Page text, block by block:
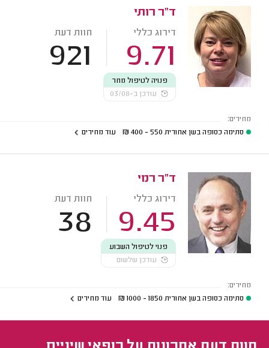
ד"ר רותי
דירוג כללי
9.71
חוות דעת
921
פנויה לטיפול מחר
עודכן ב-03/08
מחירים:
סתימה כסופה בשן אחורית 550 - 400
₪ עוד מחירים
ד"ר רמי
דירוג כללי
9.45
חוות דעת
38
פנוי לטיפול השבוע
עודכן שלשום
מחירים:
סתימה כסופה בשן אחורית 1850 - 1000
₪ עוד מחירים